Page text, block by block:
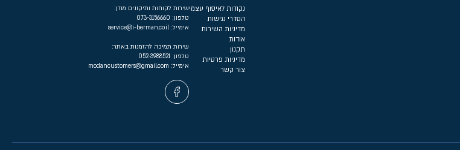
נקודות לאיסוף עצמי
הסדרי נגישות
מדיניות השירות
אודות
תקנון
מדיניות פרטיות
צור קשר
שירות לקוחות ותיקונים מודן:
טלפון:
אימייל:
שירות תמיכה להזמנות באתר:
טלפון:
אימייל: